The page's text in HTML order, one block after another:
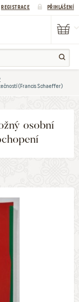
REGISTRACE PŘIHLÁŠENÍ
(Francis Schaeffer)
osobní